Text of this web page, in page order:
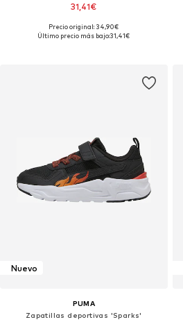
31,41€
Disponible en muchas tallas
Precio original: 34,90€
Último precio más bajo:31,41€
Nuevo
PUMA
Zapatillas deportivas 'Sparks'